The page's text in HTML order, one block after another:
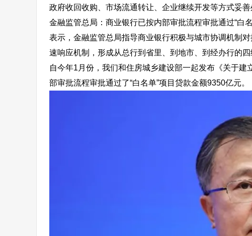
政府收回收购、市场流通转让、企业继续开发等方式妥
金融监管总局：商业银行已按内部审批流程审批通过“白
表示，金融监管总局指导商业银行积极与城市协调机制
速响应机制，形成从总行到省里、到地市、到经办行的
自今年1月份，我们和住房城乡建设部一起发布《关于建
部审批流程审批通过了“白名单”项目贷款金额9350亿元。